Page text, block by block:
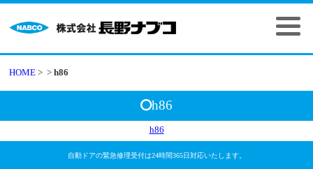
HOME > >h86
h86
h86
自動ドアの緊急修理受付は24時間365日対応いたします。